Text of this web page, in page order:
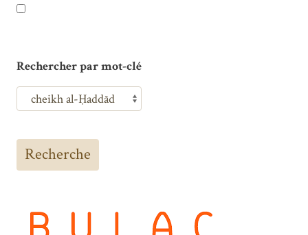
Rechercher par mot-clé